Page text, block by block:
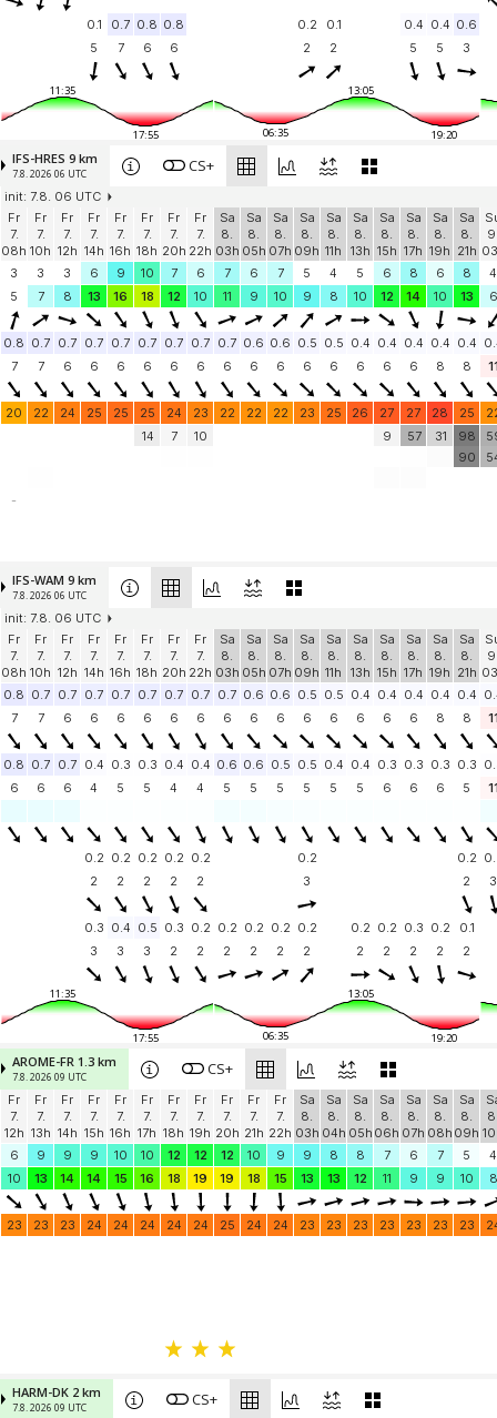
0.1 0.7 0.8 0.8 0.2 0.1 0.4 0.4 0.6
5
7 6 6 2 2 5 5 3
11:35
17:55
13:05
06:35 19:20
IFS-HRES 9 km
7.8. 2026 06 UTC CS+
init: 7.8. 06 UTC
Fr
7.
08h
Fr
7.
10h
Fr
7.
12h
Fr
7.
14h
Fr
7.
16h
Fr
7.
18h
Fr
7.
20h
Fr
7.
22h
Sa
8.
03h
Sa
8.
05h
Sa
8.
07h
Sa
8.
09h
Sa
8.
11h
Sa
8.
13h
Sa
8.
15h
Sa
8.
17h
Sa
8.
19h
Sa
8.
21h
3
3 3 6 9 10 7 6 7 6 7 5 4 5 6 8 6 8
4
5
7 8 13 16 18 12 10 11 9 10 9 8 10 12 14 10 13 6
0.8 0.7 0.7 0.7 0.7 0.7 0.7 0.7 0.7 0.6 0.6 0.5 0.5 0.4 0.4 0.4 0.4 0.4
7
7 6 6 6 6 6 6 6 6 6 6 6 6 6 6 8 8
20 22 24 25 25 25 24 23 22 22 22 23 25 26 27 27 28 25
14
7 10 9 57 31
98
90
-
IFS-WAM 9 km
7.8. 2026 06 UTC
init: 7.8. 06 UTC
Fr
7.
08h
Fr
7.
10h
Fr
7.
12h
Fr
7.
14h
Fr
7.
16h
Fr
7.
18h
Fr
7.
20h
Fr
7.
22h
Sa
8.
03h
Sa
8.
05h
Sa
8.
07h
Sa
8.
09h
Sa
8.
11h
Sa
8.
13h
Sa
8.
15h
Sa
8.
17h
Sa
8.
19h
Sa
8.
21h
0.8 0.7 0.7 0.7 0.7 0.7 0.7 0.7 0.7 0.6 0.6 0.5 0.5 0.4 0.4 0.4 0.4 0.4
7
7 6 6 6 6 6 6 6 6 6 6 6 6 6 6 8 8
0.8 0.7 0.7 0.4 0.3 0.3 0.4 0.4 0.6 0.6 0.5 0.5 0.4 0.4 0.3 0.3 0.3 0.3
6
6 6 4 5 5 4 4 5 5 5 5 5 5 6 6 6 5
0.2 0.2 0.2 0.2 0.2 0.2 0.2
2
2 2 2 2 3 2 3
0.3 0.4 0.5 0.3 0.2 0.2 0.2 0.2 0.2 0.2 0.2 0.3 0.2
0.1
3
3 3 2 2 2 2 2 2 2 2 2 2 2
11:35
17:55
13:05
06:35 19:20
AROME-FR 1.3 km
7.8. 2026 09 UTC CS+
Fr
7.
12h
Fr
7.
13h
Fr
7.
14h
Fr
7.
15h
Fr
7.
16h
Fr
7.
17h
Fr
7.
18h
Fr
7.
19h
Fr
7.
20h
Fr
7.
21h
Fr
7.
22h
Sa
8.
03h
Sa
8.
04h
Sa
8.
05h
Sa
8.
06h
Sa
8.
07h
Sa
8.
08h
Sa
8.
09h
6
9 9 9 10 10 12 12 12 10 9 9 8 8 7 6 7 5
4
10
13 14 14 15 16 18 19 19 18 15 13 13 12 11 9 9 10 8
23 23 23 24 24 24 24 24 25 24 24 23 23 23 23 23 23 23
HARM-DK 2 km
7.8. 2026 09 UTC CS+